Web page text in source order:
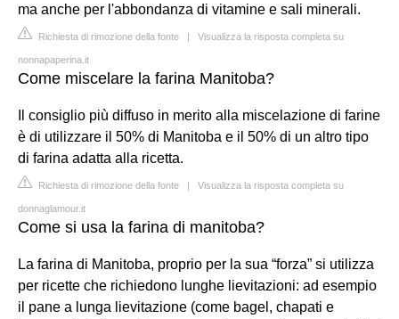
ma anche per l'abbondanza di vitamine e sali minerali.
Richiesta di rimozione della fonte | Visualizza la risposta completa su
nonnapaperina.it
Come miscelare la farina Manitoba?
Il consiglio più diffuso in merito alla miscelazione di farine
è di utilizzare il 50% di Manitoba e il 50% di un altro tipo
di farina adatta alla ricetta.
Richiesta di rimozione della fonte | Visualizza la risposta completa su
donnaglamour.it
Come si usa la farina di manitoba?
La farina di Manitoba, proprio per la sua “forza” si utilizza
per ricette che richiedono lunghe lievitazioni: ad esempio
il pane a lunga lievitazione (come bagel, chapati e